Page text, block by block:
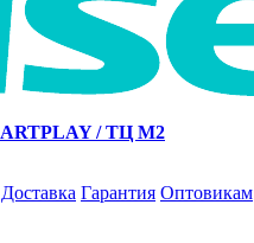
/ ТЦ М2
Доставка Гарантия Оптовикам